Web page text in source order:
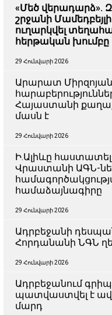
«Մեծ վերադարձ».
շրջանի Մամեդբեյլի
ուղարկվել
հերթական խումբը
29 Հունվարի 2026
Արարատ
Հայաստանի
մասն է
29 Հունվարի 2026
Ի.Ալիևը հաստատել
Վրաստանի ԱԳՆ-
համաձայնագիրը
29 Հունվարի 2026
Ադրբեջանի
Հորդանանի ՆԳՆ
29 Հունվարի 2026
Ադրբեջանում
պատվաստվել է
մարդ